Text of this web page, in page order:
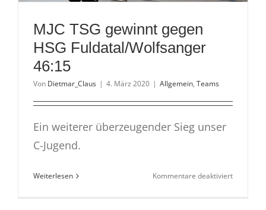
MJC TSG gewinnt gegen
HSG Fuldatal/Wolfsanger
46:15
Von Dietmar_Claus | 4. März 2020 | Allgemein, Teams
Ein weiterer überzeugender Sieg unser
C-Jugend.
Weiterlesen Kommentare deaktiviertfür